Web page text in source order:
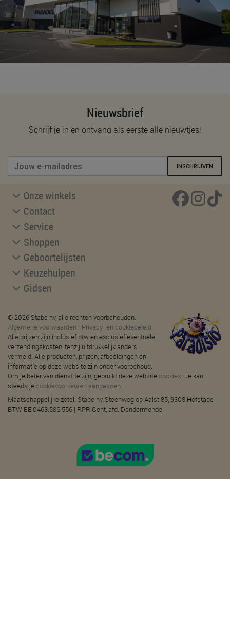
Nieuwsbrief
Schrijf je in en ontvang als eerste alle nieuwtjes!
INSCHRIJVEN
Onze winkels
Contact
Service
Shoppen
Geboortelijsten
Keuzehulpen
Gidsen
© 2026 Stabe nv, alle rechten voorbehouden.
Algemene voorwaarden - Privacy- en cookiebeleid
Alle prijzen zijn inclusief btw en exclusief eventuele
verzendingskosten, tenzij uitdrukkelijk anders
vermeld. Alle producten, prijzen, afbeeldingen en
informatie op deze website zijn onder voorbehoud.
Om je beter van dienst te zijn, gebruikt deze website cookies. Je kan
steeds je cookievoorkeuren aanpassen.
Maatschappelijke zetel: Stabe nv, Steenweg op Aalst 85, 9308 Hofstade |
BTW BE 0463.586.556 | RPR Gent, afd. Dendermonde